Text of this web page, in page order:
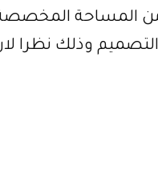
المساحة
وذلك نظرا